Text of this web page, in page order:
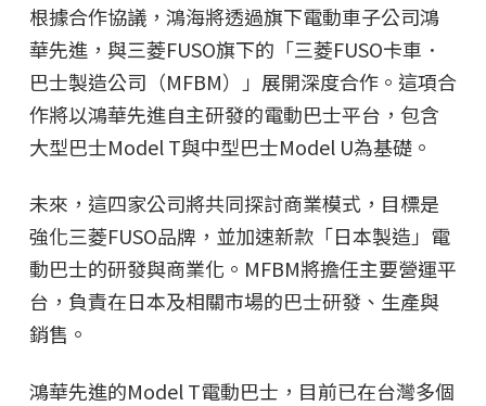
根據合作協議，鴻海將透過旗下電動車子公司鴻
華先進，與三菱FUSO旗下的「三菱FUSO卡車．
巴士製造公司（MFBM）」展開深度合作。這項合
作將以鴻華先進自主研發的電動巴士平台，包含
大型巴士Model T與中型巴士Model U為基礎。
未來，這四家公司將共同探討商業模式，目標是
強化三菱FUSO品牌，並加速新款「日本製造」電
動巴士的研發與商業化。MFBM將擔任主要營運平
台，負責在日本及相關市場的巴士研發、生產與
銷售。
鴻華先進的Model T電動巴士，目前已在台灣多個